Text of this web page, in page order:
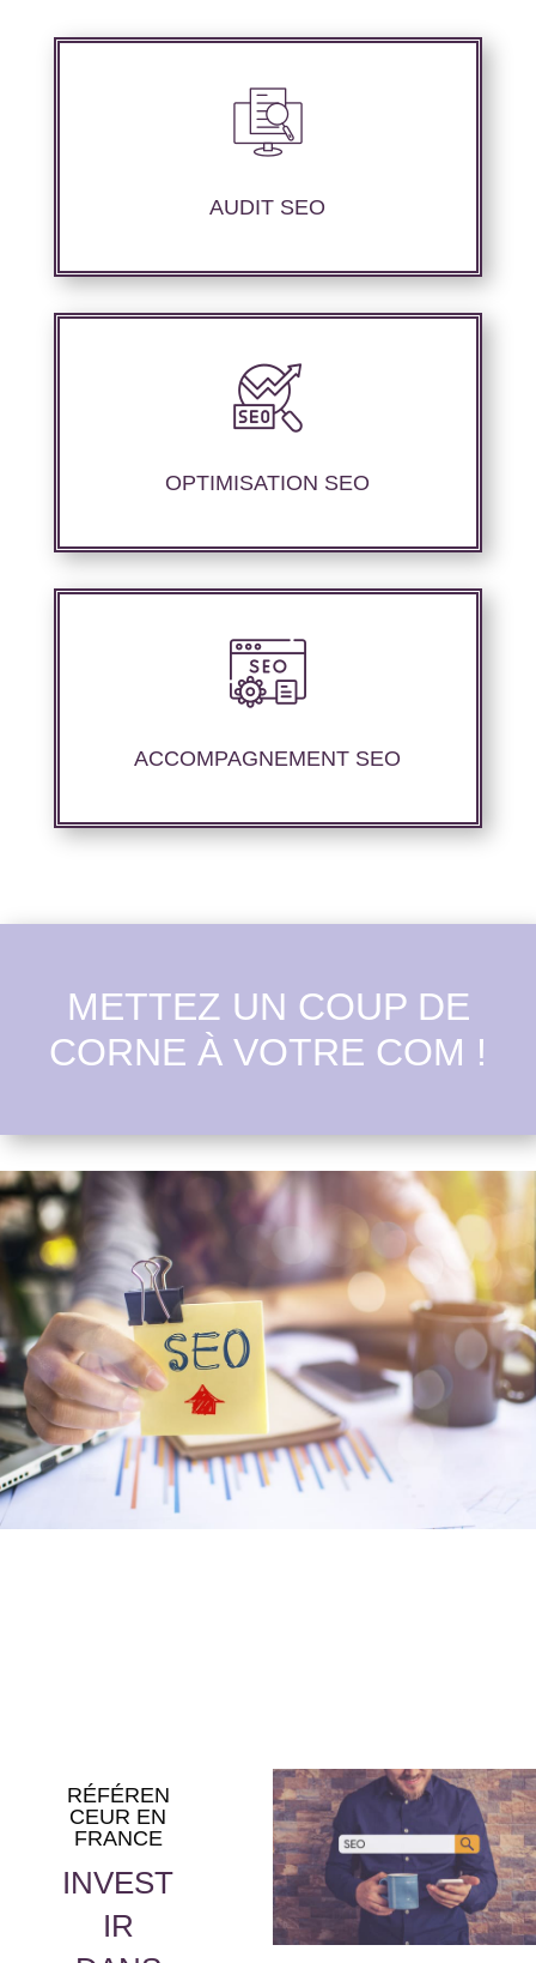
AUDIT SEO
Audit complet de votre site web à travers les
mots clés pertinents, les principaux
OPTIMISATION SEO
Nous proposons des services d’optimisation
technique de site internet et d’ajustement de
performances de référencement.
ACCOMPAGNEMENT SEO
Nous proposons un suivi et un rapport de
positionnement pour vous permettre d’étudier
METTEZ UN COUP DE
CORNE À VOTRE COM !
RÉFÉREN
CEUR EN
FRANCE
INVEST
IR